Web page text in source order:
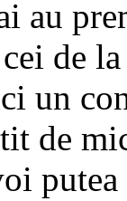
au
de
un
de